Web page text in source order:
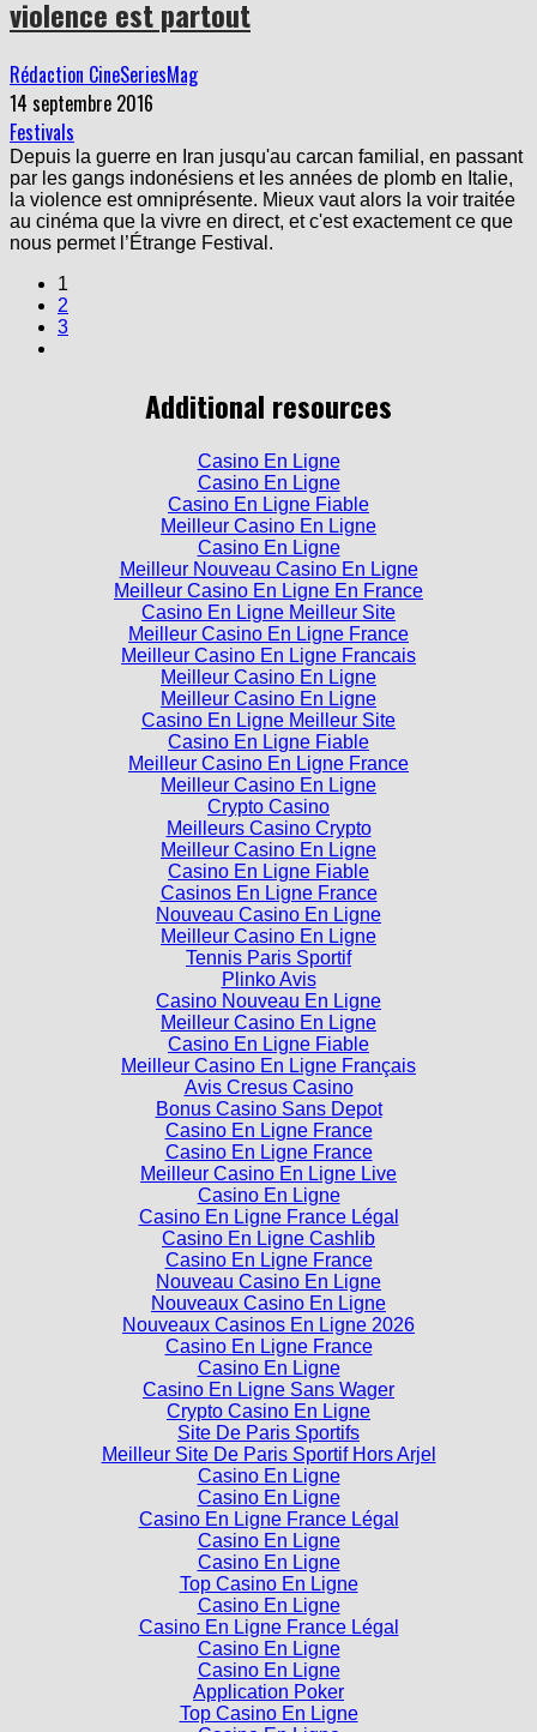
violence est partout
Rédaction CineSeriesMag
14 septembre 2016
Festivals
Depuis la guerre en Iran jusqu'au carcan familial, en passant
par les gangs indonésiens et les années de plomb en Italie,
la violence est omniprésente. Mieux vaut alors la voir traitée
au cinéma que la vivre en direct, et c'est exactement ce que
nous permet l’Étrange Festival.
1
2
3
Additional resources
Casino En Ligne
Casino En Ligne
Casino En Ligne Fiable
Meilleur Casino En Ligne
Casino En Ligne
Meilleur Nouveau Casino En Ligne
Meilleur Casino En Ligne En France
Casino En Ligne Meilleur Site
Meilleur Casino En Ligne France
Meilleur Casino En Ligne Francais
Meilleur Casino En Ligne
Meilleur Casino En Ligne
Casino En Ligne Meilleur Site
Casino En Ligne Fiable
Meilleur Casino En Ligne France
Meilleur Casino En Ligne
Crypto Casino
Meilleurs Casino Crypto
Meilleur Casino En Ligne
Casino En Ligne Fiable
Casinos En Ligne France
Nouveau Casino En Ligne
Meilleur Casino En Ligne
Tennis Paris Sportif
Plinko Avis
Casino Nouveau En Ligne
Meilleur Casino En Ligne
Casino En Ligne Fiable
Meilleur Casino En Ligne Français
Avis Cresus Casino
Bonus Casino Sans Depot
Casino En Ligne France
Casino En Ligne France
Meilleur Casino En Ligne Live
Casino En Ligne
Casino En Ligne France Légal
Casino En Ligne Cashlib
Casino En Ligne France
Nouveau Casino En Ligne
Nouveaux Casino En Ligne
Nouveaux Casinos En Ligne 2026
Casino En Ligne France
Casino En Ligne
Casino En Ligne Sans Wager
Crypto Casino En Ligne
Site De Paris Sportifs
Meilleur Site De Paris Sportif Hors Arjel
Casino En Ligne
Casino En Ligne
Casino En Ligne France Légal
Casino En Ligne
Casino En Ligne
Top Casino En Ligne
Casino En Ligne
Casino En Ligne France Légal
Casino En Ligne
Casino En Ligne
Application Poker
Top Casino En Ligne